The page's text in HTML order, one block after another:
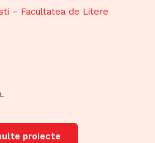
– Facultatea de Litere
proiecte